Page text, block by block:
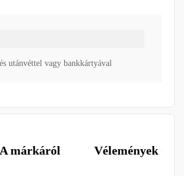
utánvéttel vagy bankkártyával
A márkáról Vélemények (0)